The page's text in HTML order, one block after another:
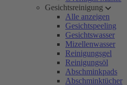
Gesichtsreinigung
Alle anzeigen
Gesichtspeeling
Gesichtswasser
Mizellenwasser
Reinigungsgel
Reinigungsöl
Abschminkpads
Abschminktücher